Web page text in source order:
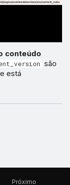
conteúdo
são
está
Próximo